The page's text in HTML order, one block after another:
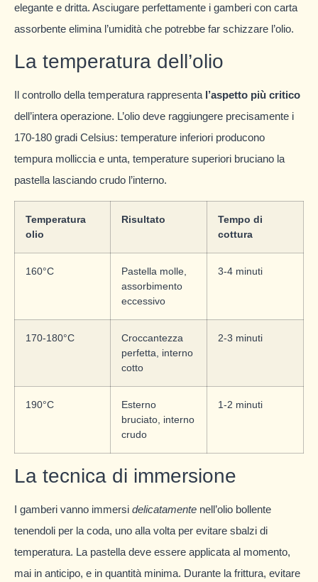
elegante e dritta. Asciugare perfettamente i gamberi con carta
assorbente elimina l’umidità che potrebbe far schizzare l’olio.
La temperatura dell’olio
Il controllo della temperatura rappresenta l’aspetto più critico
dell’intera operazione. L’olio deve raggiungere precisamente i
170-180 gradi Celsius: temperature inferiori producono
tempura molliccia e unta, temperature superiori bruciano la
pastella lasciando crudo l’interno.
Temperatura
olio
Risultato
Tempo di
cottura
160°C
Pastella molle,
assorbimento
eccessivo
3-4 minuti
170-180°C
Croccantezza
perfetta, interno
cotto
2-3 minuti
190°C
Esterno
bruciato, interno
crudo
1-2 minuti
La tecnica di immersione
I gamberi vanno immersi delicatamente nell’olio bollente
tenendoli per la coda, uno alla volta per evitare sbalzi di
temperatura. La pastella deve essere applicata al momento,
mai in anticipo, e in quantità minima. Durante la frittura, evitare